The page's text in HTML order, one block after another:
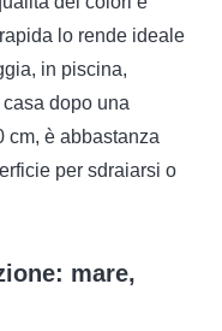
lo rende ideale
in piscina,
dopo una
cm, è abbastanza
per sdraiarsi o
mare,